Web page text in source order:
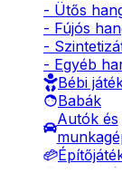
- Ütős
- Fújós
-
- Egyéb
Bébi
Babák
Autók és